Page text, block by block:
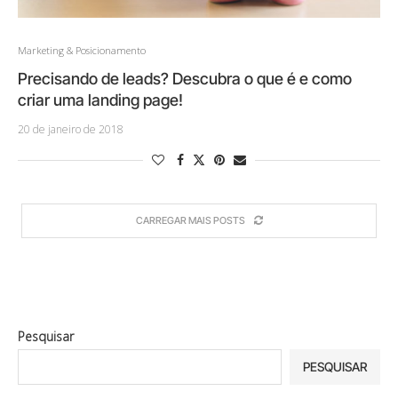
Marketing & Posicionamento
Precisando de leads? Descubra o que é e como
criar uma landing page!
20 de janeiro de 2018
CARREGAR MAIS POSTS
Pesquisar
PESQUISAR